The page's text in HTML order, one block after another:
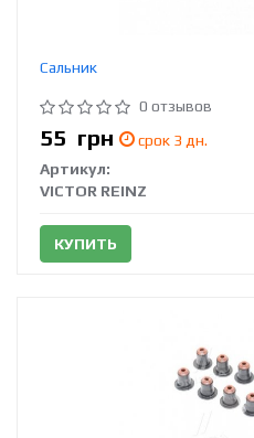
Сальник
0 отзывов
55 грн
срок 3 дн.
Артикул:
VICTOR REINZ
КУПИТЬ